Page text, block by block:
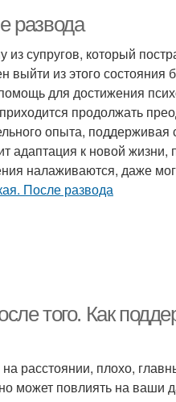
развода
супругов, который
выйти из этого
для достижения
продолжать
опыта, поддерживая
к новой жизни,
налаживаются, даже
того. Как
расстоянии, плохо,
может повлиять на